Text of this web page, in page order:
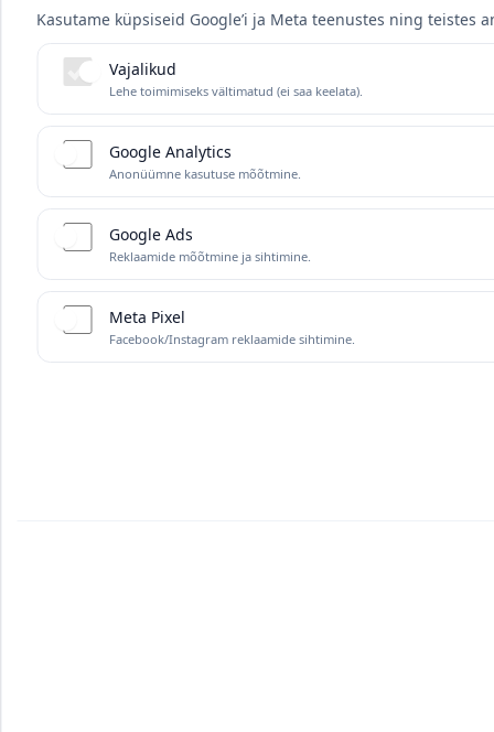
Kasutame küpsiseid Google’i ja Meta teenustes ning
Vajalikud
Lehe toimimiseks vältimatud (ei saa keelata).
Google Analytics
Anonüümne kasutuse mõõtmine.
Google Ads
Reklaamide mõõtmine ja sihtimine.
Meta Pixel
Facebook/Instagram reklaamide sihtimine.